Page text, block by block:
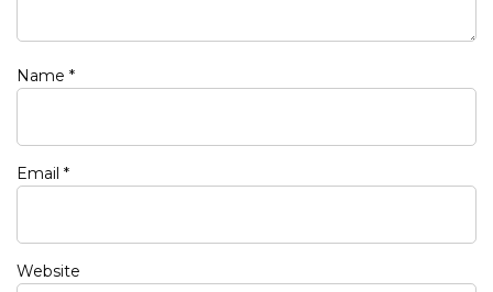
Name *
Email *
Website